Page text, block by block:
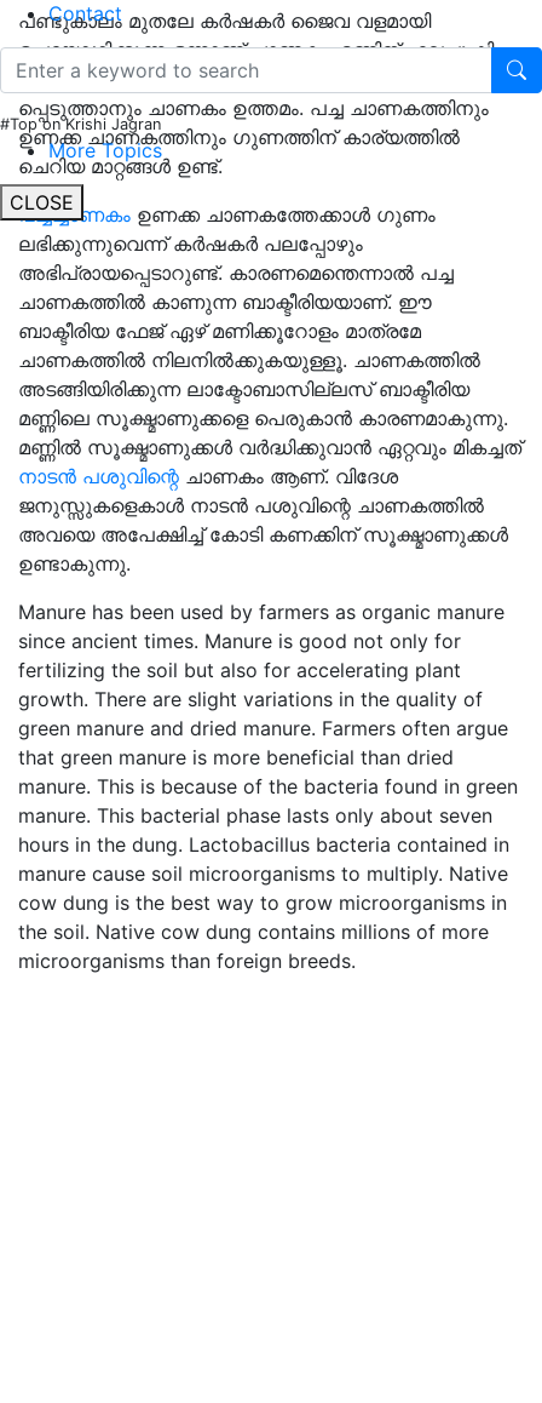
Contact
#Top on Krishi Jagran
More Topics
CLOSE
പണ്ടുകാലം മുതലേ കർഷകർ ജൈവ വളമായി
ഉപയോഗിക്കുന്ന ഒന്നാണ് ചാണകം. മണ്ണിന് ഫലപുഷ്ടി
മാക്കുക മാത്രമല്ല ചെടിയുടെ വളർച്ച ത്വരിത
പ്പെടുത്താനും ചാണകം ഉത്തമം. പച്ച ചാണകത്തിനും
ഉണക്ക ചാണകത്തിനും ഗുണത്തിന് കാര്യത്തിൽ
ചെറിയ മാറ്റങ്ങൾ ഉണ്ട്.
പച്ചച്ചാണകം ഉണക്ക ചാണകത്തേക്കാൾ ഗുണം
ലഭിക്കുന്നുവെന്ന് കർഷകർ പലപ്പോഴും
അഭിപ്രായപ്പെടാറുണ്ട്. കാരണമെന്തെന്നാൽ പച്ച
ചാണകത്തിൽ കാണുന്ന ബാക്ടീരിയയാണ്. ഈ
ബാക്ടീരിയ ഫേജ് ഏഴ് മണിക്കൂറോളം മാത്രമേ
ചാണകത്തിൽ നിലനിൽക്കുകയുള്ളൂ. ചാണകത്തിൽ
അടങ്ങിയിരിക്കുന്ന ലാക്ടോബാസില്ലസ് ബാക്ടീരിയ
മണ്ണിലെ സൂക്ഷ്മാണുക്കളെ പെരുകാൻ കാരണമാകുന്നു.
മണ്ണിൽ സൂക്ഷ്മാണുക്കൾ വർദ്ധിക്കുവാൻ ഏറ്റവും മികച്ചത്
നാടൻ പശുവിന്റെ ചാണകം ആണ്. വിദേശ
ജനുസ്സുകളെകാൾ നാടൻ പശുവിന്റെ ചാണകത്തിൽ
അവയെ അപേക്ഷിച്ച് കോടി കണക്കിന് സൂക്ഷ്മാണുക്കൾ
ഉണ്ടാകുന്നു.
Manure has been used by farmers as organic manure
since ancient times. Manure is good not only for
fertilizing the soil but also for accelerating plant
growth. There are slight variations in the quality of
green manure and dried manure. Farmers often argue
that green manure is more beneficial than dried
manure. This is because of the bacteria found in green
manure. This bacterial phase lasts only about seven
hours in the dung. Lactobacillus bacteria contained in
manure cause soil microorganisms to multiply. Native
cow dung is the best way to grow microorganisms in
the soil. Native cow dung contains millions of more
microorganisms than foreign breeds.